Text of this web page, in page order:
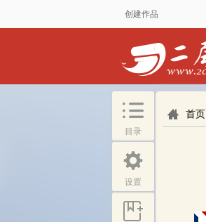
创建作品
首页
目录
设置